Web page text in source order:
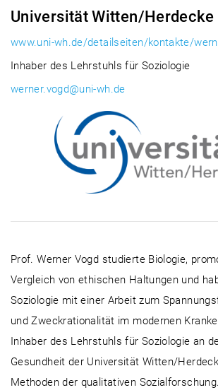
Universität Witten/Herdecke
www.uni-wh.de/detailseiten/kontakte/
Inhaber des Lehrstuhls für Soziologie
werner.vogd@uni-wh.de
Prof. Werner Vogd studierte Biologie,
Vergleich von ethischen Haltungen und
Soziologie mit einer Arbeit zum
und Zweckrationalität im modernen
Inhaber des Lehrstuhls für Soziologie an
Gesundheit der Universität Witten/
Methoden der qualitativen Sozialforschung.